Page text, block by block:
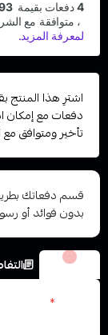
اشترِ هذا المنتج
دفعات مع إمكان
تأخير ومتوافق مع
بدون فوائد أو
الخيارات
*